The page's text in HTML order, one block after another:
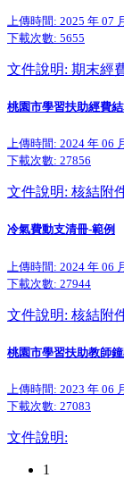
上傳時間: 2025 年 07
下載次數: 5655
文件說明: 期末經
桃園市學習扶助經費
上傳時間: 2024 年 06
下載次數: 27856
文件說明: 核結附
冷氣費動支清冊-範例
上傳時間: 2024 年 06
下載次數: 27944
文件說明: 核結附
桃園市學習扶助教師
上傳時間: 2023 年 06
下載次數: 27083
文件說明:
1